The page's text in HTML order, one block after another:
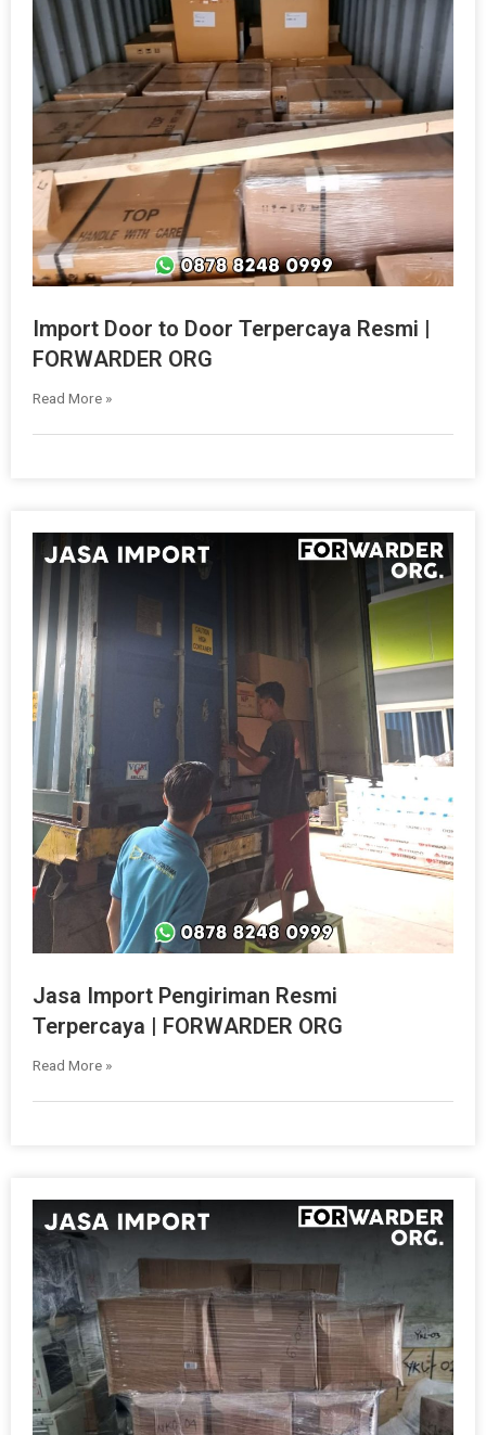
Import Door to Door Terpercaya Resmi |
FORWARDER ORG
Read More »
Jasa Import Pengiriman Resmi
Terpercaya | FORWARDER ORG
Read More »